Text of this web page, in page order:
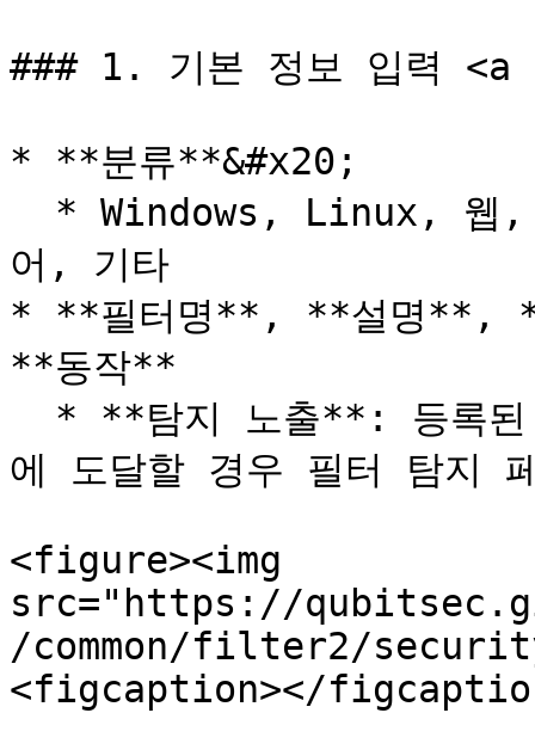
### 1. 기본 정보 입력
* **분류**&#x20;
어, 기타
* **필터명**, **설명**,
**동작**
에 도달할 경우 필터 탐지
<figure><img
src="https://
/common/filter2/
<figcaption></